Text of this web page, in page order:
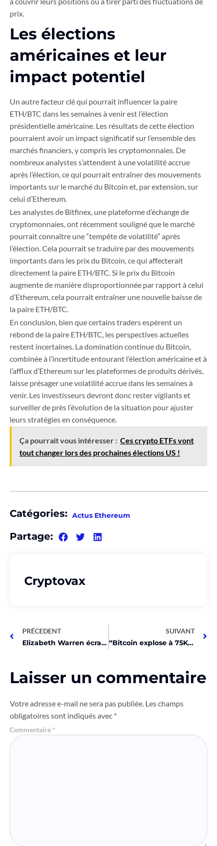
prix.
Les élections
américaines et leur
impact potentiel
Un autre facteur clé qui pourrait influencer la paire
ETH/BTC dans les semaines à venir est l’élection
présidentielle américaine. Les résultats de cette élection
pourraient avoir un impact significatif sur l’ensemble des
marchés financiers, y compris les cryptomonnaies. De
nombreux analystes s’attendent à une volatilité accrue
après l’élection, ce qui pourrait entraîner des mouvements
importants sur le marché du Bitcoin et, par extension, sur
celui d’Ethereum.
Les analystes de Bitfinex, une plateforme d’échange de
cryptomonnaies, ont récemment souligné que le marché
pourrait connaître une “tempête de volatilité” après
l’élection. Cela pourrait se traduire par des mouvements
importants dans les prix du Bitcoin, ce qui affecterait
directement la paire ETH/BTC. Si le prix du Bitcoin
augmente de manière disproportionnée par rapport à celui
d’Ethereum, cela pourrait entraîner une nouvelle baisse de
la paire ETH/BTC.
En conclusion, bien que certains traders espèrent un
rebond de la paire ETH/BTC, les perspectives actuelles
restent incertaines. La domination continue du Bitcoin,
combinée à l’incertitude entourant l’élection américaine et à
l’afflux d’Ethereum sur les plateformes de produits dérivés,
laisse présager une volatilité accrue dans les semaines à
venir. Les investisseurs devront donc rester vigilants et
surveiller de près l’évolution de la situation pour ajuster
leurs stratégies en conséquence.
Ça pourrait vous intéresser : Ces crypto ETFs vont
tout changer lors des prochaines élections US !
Catégories: Actus Ethereum
Partage:
Cryptovax
PRÉCEDENT
Elizabeth Warren écrase l’avocat pro-XRP John Deaton au Sénat !
SUIVANT
“Bitcoin explose à 75K $ : Trump en tête, le monde sous le choc !”
Laisser un commentaire
Votre adresse e-mail ne sera pas publiée. Les champs
obligatoires sont indiqués avec *
Commentaire *